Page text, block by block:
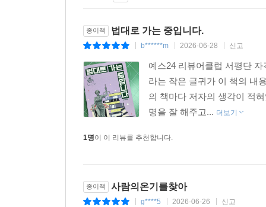
종이책 법대로 가는 중입니다.
b******m 2026-06-28 신고
예스24 리뷰어클럽 서평단
라는 작은 글귀가 이 책의 내
의 책마다 저자의 생각이 적
명을 잘 해주고... 더보기
1명이 이 리뷰를 추천합니다.
종이책 사람의온기를찾아
g****5 2026-06-26 신고